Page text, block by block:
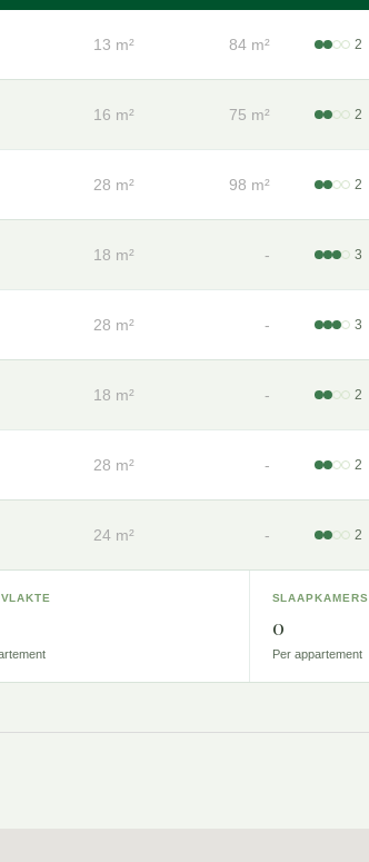
13 m² 84 m² 2
16 m² 75 m² 2
28 m² 98 m² 2
18 m² - 3
28 m² - 3
18 m² - 2
28 m² - 2
24 m² - 2
SLAAPKAMERS
0
Per appartement